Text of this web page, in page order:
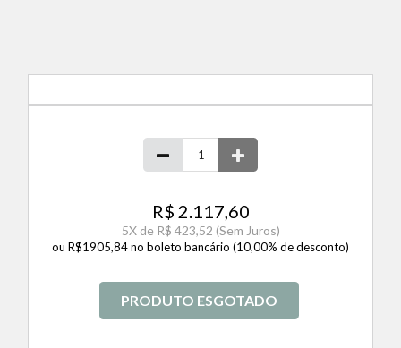
R$ 2.117,60
5X de R$ 423,52 (Sem Juros)
ou R$1905,84 no boleto bancário (10,00% de desconto)
PRODUTO ESGOTADO